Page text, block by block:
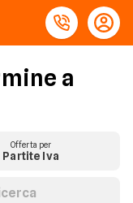
a
Offerta per
Partite Iva